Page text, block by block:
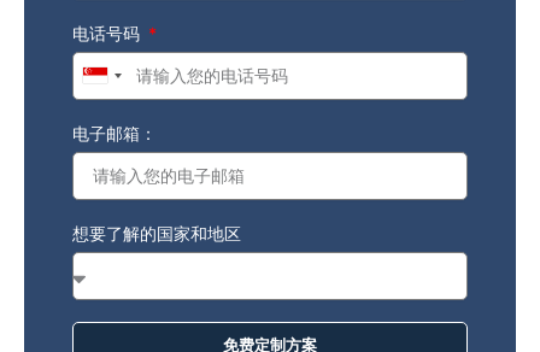
电话号码
Singapore
电子邮箱：
想要了解的国家和地区
免费定制方案